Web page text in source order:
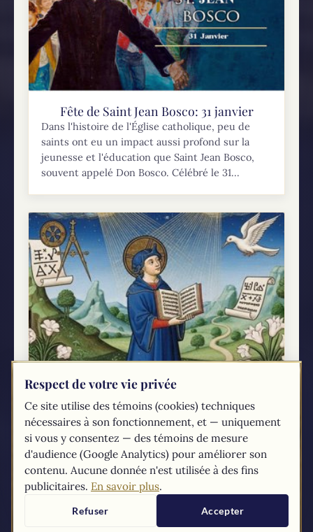
Fête de Saint Jean Bosco: 31 janvier
Dans l'histoire de l'Église catholique, peu de
saints ont eu un impact aussi profond sur la
jeunesse et l'éducation que Saint Jean Bosco,
souvent appelé Don Bosco. Célébré le 31...
Un guide pour naviguer les grandes
questions de la foi
Introduction : Une quête partagée - accueillir le
doute et la questionSi vous lisez ces lignes, c'est
peut-être que votre cœur et votre esprit sont
habités par des questions profondes,...
Respect de votre vie privée
Ce site utilise des témoins (cookies) techniques
nécessaires à son fonctionnement, et — uniquement
si vous y consentez — des témoins de mesure
d'audience (Google Analytics) pour améliorer son
contenu. Aucune donnée n'est utilisée à des fins
publicitaires. En savoir plus.
Refuser Accepter